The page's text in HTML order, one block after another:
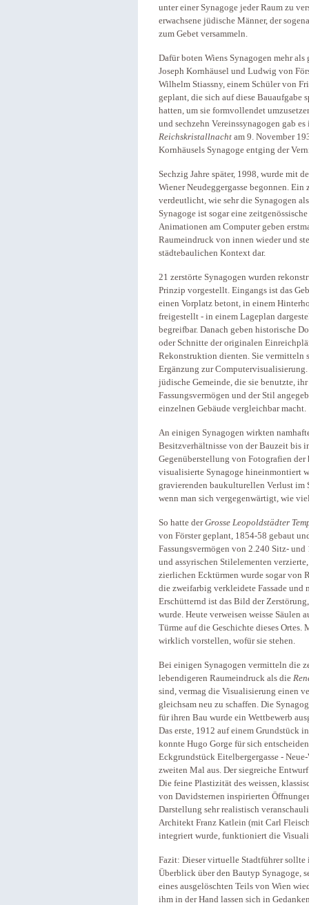
unter einer Synagoge jeder Raum zu
erwachsene jüdische Männer, der
zum Gebet versammeln.
Dafür boten Wiens Synagogen mehr
Joseph Kornhäusel und Ludwig von
Wilhelm Stiassny, einem Schüler von
geplant, die sich auf diese
hatten, um sie formvollendet
und sechzehn Vereinssynagogen gab
Reichskristallnacht am 9. November
Kornhäusels Synagoge entging der
Sechzig Jahre später, 1998, wurde mit
Wiener Neudeggergasse begonnen.
verdeutlicht, wie sehr die Synagogen
Synagoge ist sogar eine
Animationen am Computer geben
Raumeindruck von innen wieder und
städtebaulichen Kontext dar.
21 zerstörte Synagogen wurden
Prinzip vorgestellt. Eingangs ist das
einen Vorplatz betont, in einem
freigestellt - in einem Lageplan
begreifbar. Danach geben historische
oder Schnitte der originalen
Rekonstruktion dienten. Sie vermitteln
Ergänzung zur
jüdische Gemeinde, die sie benutzte,
Fassungsvermögen und der Stil
einzelnen Gebäude vergleichbar macht.
An einigen Synagogen wirkten
Besitzverhältnisse von der Bauzeit bis
Gegenüberstellung von Fotografien
visualisierte Synagoge hineinmontiert
gravierenden baukulturellen Verlust im
wenn man sich vergegenwärtigt, wie
So hatte derGrosse Leopoldstädter
von Förster geplant, 1854-58 gebaut
Fassungsvermögen von 2.240 Sitz-
und assyrischen Stilelementen
zierlichen Ecktürmen wurde sogar
die zweifarbig verkleidete Fassade und
Erschütternd ist das Bild der
wurde. Heute verweisen weisse Säulen
Türme auf die Geschichte dieses Ortes.
wirklich vorstellen, wofür sie stehen.
Bei einigen Synagogen vermitteln die
lebendigeren Raumeindruck als die
sind, vermag die Visualisierung einen
gleichsam neu zu schaffen. Die
für ihren Bau wurde ein Wettbewerb
Das erste, 1912 auf einem Grundstück
konnte Hugo Gorge für sich
Eckgrundstück Eitelbergergasse -
zweiten Mal aus. Der siegreiche
Die feine Plastizität des weissen,
von Davidsternen inspirierten
Darstellung sehr realistisch
Architekt Franz Katlein (mit Carl
integriert wurde, funktioniert die
Fazit: Dieser virtuelle Stadtführer
Überblick über den Bautyp Synagoge,
eines ausgelöschten Teils von Wien
ihm in der Hand lassen sich in